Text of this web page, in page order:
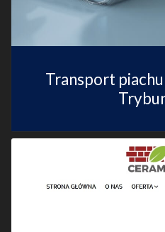
Transport